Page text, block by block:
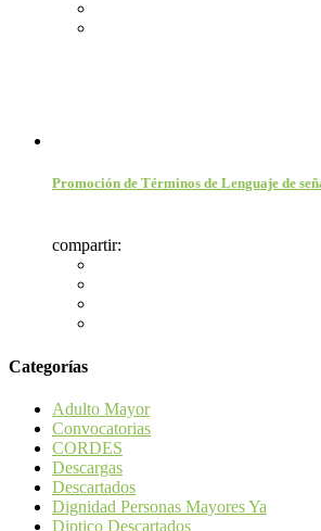
Promoción de Términos de Lenguaje de
compartir:
Categorías
Adulto Mayor
Convocatorias
CORDES
Descargas
Descartados
Dignidad Personas Mayores Ya
Diptico Descartados